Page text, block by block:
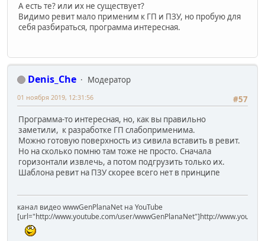
А есть те? или их не существует?
Видимо ревит мало применим к ГП и ПЗУ, но пробую для
себя разбираться, программа интересная.
Denis_Che
Модератор
#57
01 ноября 2019, 12:31:56
Программа-то интересная, но, как вы правильно
заметили, к разработке ГП слабоприменима.
Можно готовую поверхность из сивила вставить в ревит.
Но на сколько помню там тоже не просто. Сначала
горизонтали извлечь, а потом подгрузить только их.
Шаблона ревит на ПЗУ скорее всего нет в принципе
канал видео wwwGenPlanaNet на YouTube
[url="http://www.youtube.com/user/wwwGenPlanaNet"]http://